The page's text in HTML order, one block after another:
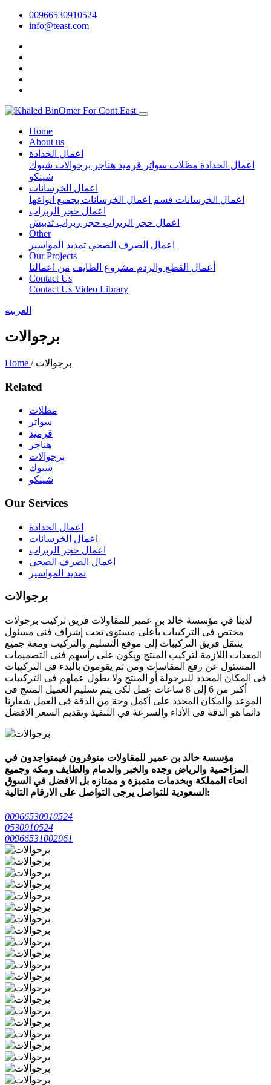
00966530910524
info@teast.com
Home
About us
اعمال الحدادة
اعمال الحدادة مظلات سواتر قرميد هناجر برجوالات شبوك
شينكو
اعمال الخرسانات
اعمال الخرسانات قسم اعمال الخرسانات بجميع انواعها
اعمال حجر الربراب
اعمال حجر الربراب حجر ربراب تدبيش
Other
اعمال الصرف الصحي تمديد المواسير
Our Projects
أعمال القطع والردم مشروع الطايف من اعمالنا
Contact Us
Contact Us Video Library
العربية
برجوالات
Home / برجوالات
Related
مظلات
سواتر
قرميد
هناجر
برجوالات
شبوك
شينكو
Our Services
اعمال الحدادة
اعمال الخرسانات
اعمال حجر الربراب
اعمال الصرف الصحي
تمديد المواسير
برجوالات
لدينا في ​مؤسسة خالد بن عمير للمقاولات​​​ فريق تركيب برجولات
مختص فى التركيبات بأعلى مستوى تحت إشراف فنى مسئول
ينتقل فريق التركيبات إلى موقع التسليم والتركيب ومعة جميع
المعدات اللازمة لتركيب المنتج ويكون على رأسهم فنى التصميمات
المسئول عن رفع المقاسات ومن ثم يقومون بالبدء فى التركيبات
فى المكان المحدد للبرجولة أو المنتج ولا يطول عملهم فى التركيبات
أكثر من 6 إلى 8 ساعات عمل لكى يتم تسليم العميل المنتج فى
الموعد والمكان المحدد على أكمل وجة من الدقة فى العمل شعارنا
دائما هو الدقة فى الأداء والسرعة في التنفيذ وتقديم السعر الافضل
مؤسسة خالد بن عمير للمقاولات متوفرون فيمتواجدون في
المزاحمية والرياض وجده والخبر والدمام والطايف ومكه وجميع
انحاء المملكة وبخدمات متميزة و ممتازه بل الافضل في السوق
السعودية للتواصل يرجى التواصل على الارقام التالية:
00966530910524
0530910524
00966531002961